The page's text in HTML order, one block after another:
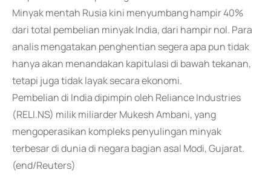
Minyak mentah Rusia kini menyumbang hampir 40%
dari total pembelian minyak India, dari hampir nol. Para
analis mengatakan penghentian segera apa pun tidak
hanya akan menandakan kapitulasi di bawah tekanan,
tetapi juga tidak layak secara ekonomi.
Pembelian di India dipimpin oleh Reliance Industries
(RELI.NS) milik miliarder Mukesh Ambani, yang
mengoperasikan kompleks penyulingan minyak
terbesar di dunia di negara bagian asal Modi, Gujarat.
(end/Reuters)